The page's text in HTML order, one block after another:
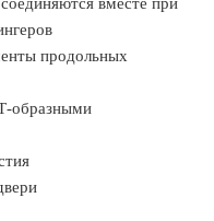
продольных
образными